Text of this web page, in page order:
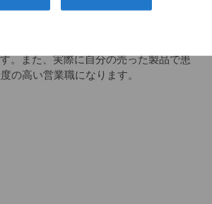
ターで知らない人はほとんどいませ
。また、実際に自分の売った製品で患
の高い営業職になります。